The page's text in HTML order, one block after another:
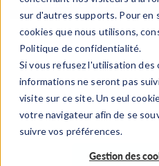
sur d'autres supports. Pour en
cookies que nous utilisons,
Politique de confidentialité.
Si vous refusez l'utilisation des
informations ne seront pas
visite sur ce site. Un seul
votre navigateur afin de se
suivre vos préférences.
Gestion des
Trier par Discipline
Filtrer par produit